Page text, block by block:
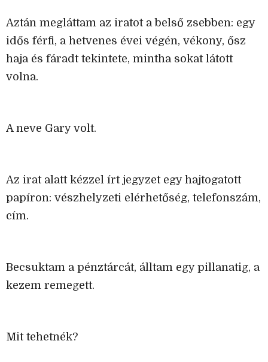
Aztán megláttam az iratot a belső zsebben: egy
idős férfi, a hetvenes évei végén, vékony, ősz
haja és fáradt tekintete, mintha sokat látott
volna.
A neve Gary volt.
Az irat alatt kézzel írt jegyzet egy hajtogatott
papíron: vészhelyzeti elérhetőség, telefonszám,
cím.
Becsuktam a pénztárcát, álltam egy pillanatig, a
kezem remegett.
Mit tehetnék?